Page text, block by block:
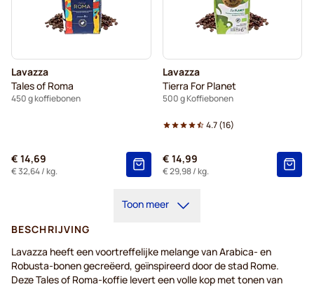
Lavazza
Tales of Roma
450 g koffiebonen
€ 14,69
€ 32,64/ kg.
Lavazza
Tierra For Planet
500 g Koffiebonen
4.7(16)
€ 14,99
€ 29,98/ kg.
Toon meer
BESCHRIJVING
Lavazza heeft een voortreffelijke melange van Arabica- en
Robusta-bonen gecreëerd, geïnspireerd door de stad Rome.
Deze Tales of Roma-koffie levert een volle kop met tonen van